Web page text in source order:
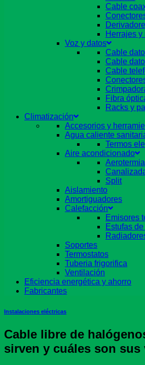
Cable
Herrajes y
Voz y datos
Cable
Cable
Cable
Fibra
Racks y
Climatización
Accesorios y
Agua caliente
Termos
Aire acondicionado
Aerotermia
Split
Aislamiento
Amortiguadores
Calefacción
Emisores
Estufas
Soportes
Termostatos
Tuberia frigorifica
Ventilación
Eficiencia energética y ahorro
Fabricantes
Instalaciones eléctricas
Cable libre de
sirven y cuáles son sus